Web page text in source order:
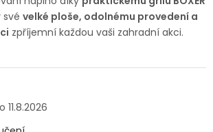
své velké ploše, odolnému provedení a
zpříjemní každou vaši zahradní akci.
11.8.2026